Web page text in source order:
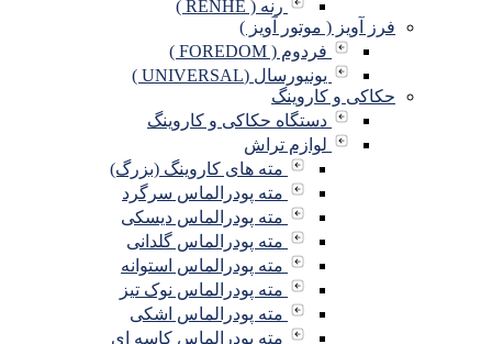
رنه ( RENHE )
فرز آویز ( موتور آویز )
فردوم ( FOREDOM )
یونیورسال (UNIVERSAL )
حکاکی و کاروینگ
دستگاه حکاکی و کاروینگ
لوازم تراش
مته های کاروینگ (بزرگ)
مته پودرالماس سرگرد
مته پودرالماس دیسکی
مته پودرالماس گلدانی
مته پودرالماس استوانه
مته پودرالماس نوک تیز
مته پودرالماس اشکی
مته پودرالماس کاسه ای